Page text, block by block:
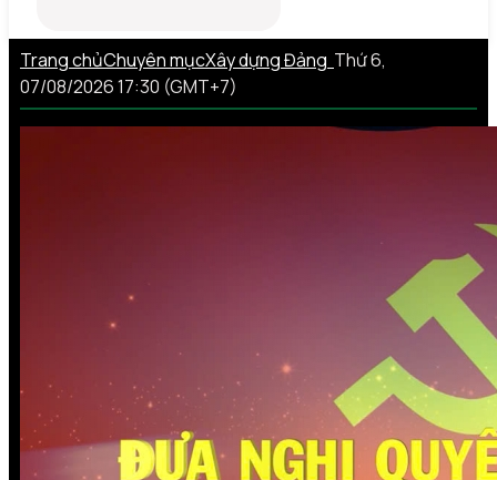
Trang chủChuyên mụcXây dựng Đảng Thứ 6,
07/08/2026 17:30 (GMT+7)